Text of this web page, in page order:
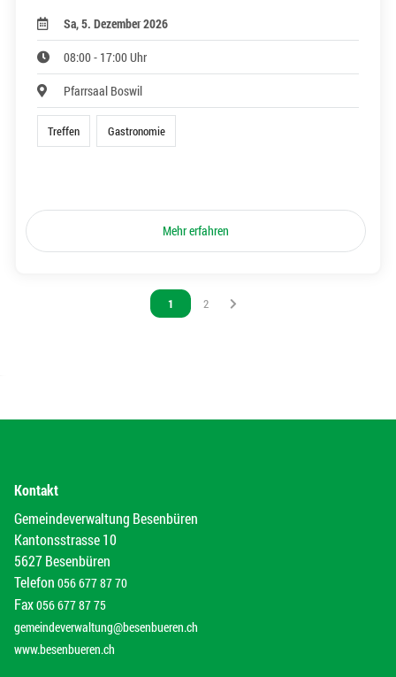
Sa, 5. Dezember 2026
08:00 - 17:00 Uhr
Pfarrsaal Boswil
Treffen Gastronomie
Mehr erfahren
Vous êtes sur la page
1 Vous êtes sur la page
2
Kontakt
Gemeindeverwaltung Besenbüren
Kantonsstrasse 10
5627 Besenbüren
Telefon 056 677 87 70
Fax056 677 87 75
gemeindeverwaltung@besenbueren.ch
www.besenbueren.ch